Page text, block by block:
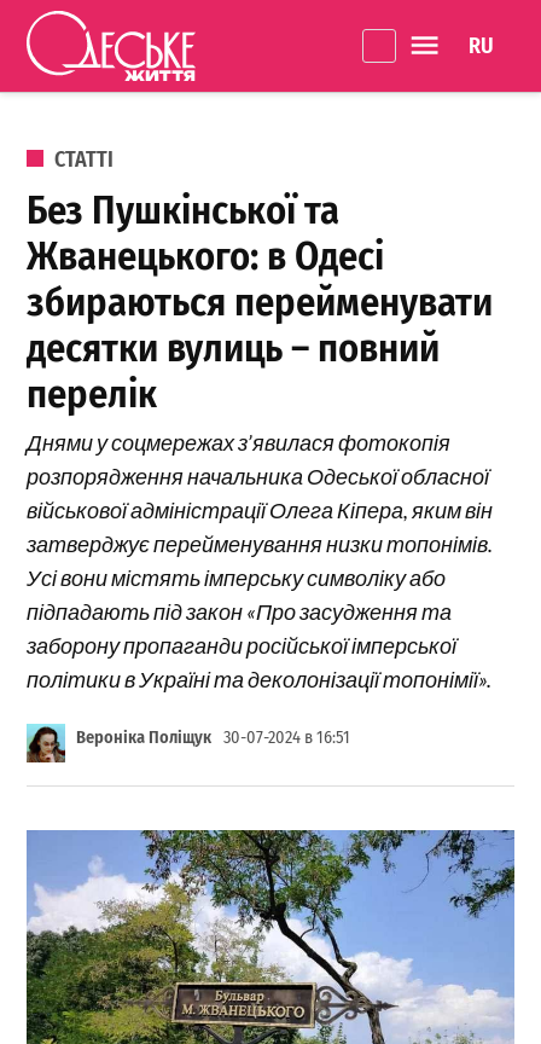
Перейти до вмісту
Життя
ОПУБЛІКОВАНО В
СТАТТІ
Без Пушкінської та
Жванецького: в Одесі
збираються перейменувати
десятки вулиць – повний
перелік
Днями у соцмережах з’явилася фотокопія
розпорядження начальника Одеської обласної
військової адміністрації Олега Кіпера, яким він
затверджує перейменування низки топонімів.
Усі вони містять імперську символіку або
підпадають під закон «Про засудження та
заборону пропаганди російської імперської
політики в Україні та деколонізації топонімії».
Вероніка Поліщук 30-07-2024 в 16:51